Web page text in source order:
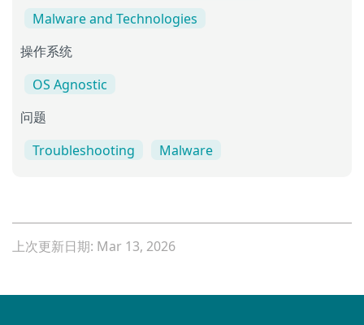
Malware and Technologies
操作系统
OS Agnostic
问题
Troubleshooting Malware
上次更新日期: Mar 13, 2026